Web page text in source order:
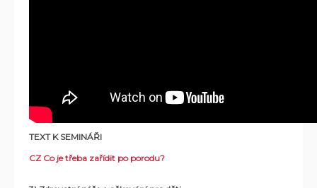
TEXT K SEMINÁŘI
CZ Co je třeba zařídit po porodu?